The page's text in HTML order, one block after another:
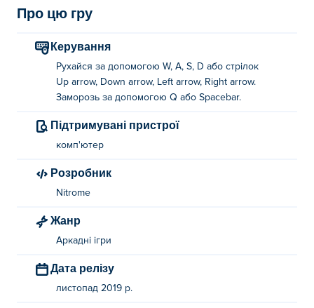
Про цю гру
Керування
Рухайся за допомогою W, A, S, D або стрілок
Up arrow, Down arrow, Left arrow, Right arrow.
Заморозь за допомогою Q або Spacebar.
Підтримувані пристрої
комп'ютер
Розробник
Nitrome
Жанр
Аркадні ігри
Дата релізу
листопад 2019 р.